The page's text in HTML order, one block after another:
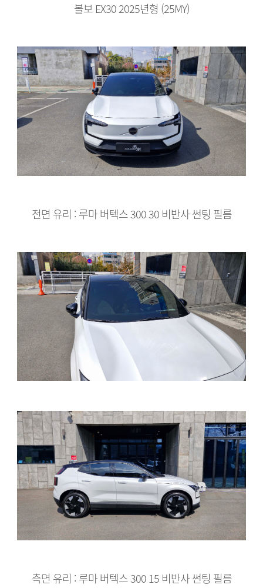
볼보 EX30 2025년형 (25MY)
전면 유리 : 루마 버텍스 300 30 비반사 썬팅 필름
측면 유리 : 루마 버텍스 300 15 비반사 썬팅 필름